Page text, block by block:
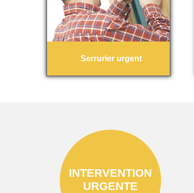
Serrurier urgent
INTERVENTION
URGENTE